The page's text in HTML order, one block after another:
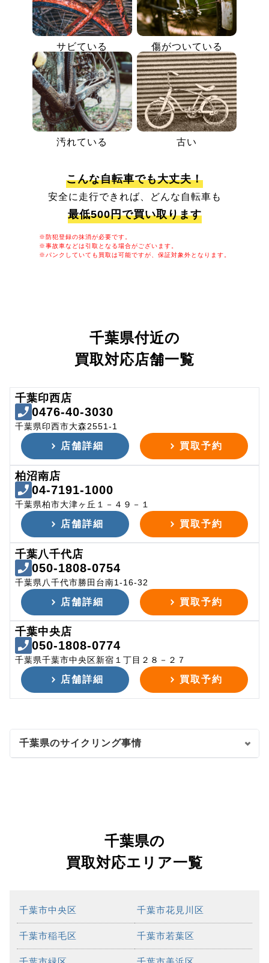
サビている 傷がついている
汚れている 古い
こんな自転車でも大丈夫！
安全に走行できれば、どんな自転車も
最低500円で買い取ります
※防犯登録の抹消が必要です。
※事故車などは引取となる場合がございます。
※パンクしていても買取は可能ですが、保証対象外となります。
千葉県付近の
買取対応店舗一覧
千葉印西店
0476-40-3030
千葉県印西市大森2551-1
店舗詳細 買取予約
柏沼南店
04-7191-1000
千葉県柏市大津ヶ丘１－４９－１
店舗詳細 買取予約
千葉八千代店
050-1808-0754
千葉県八千代市勝田台南1-16-32
店舗詳細 買取予約
千葉中央店
050-1808-0774
千葉県千葉市中央区新宿１丁目２８－２７
店舗詳細 買取予約
千葉県のサイクリング事情
千葉県の
買取対応エリア一覧
千葉市中央区 千葉市花見川区
千葉市稲毛区 千葉市若葉区